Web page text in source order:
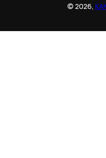
© 2026,